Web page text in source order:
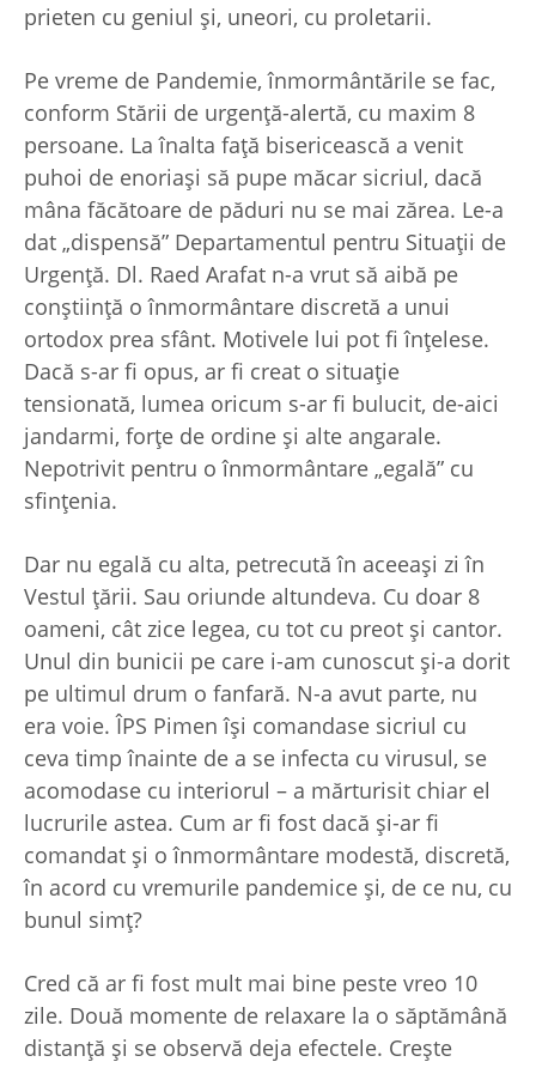
prieten cu geniul şi, uneori, cu proletarii.
Pe vreme de Pandemie, înmormântările se fac,
conform Stării de urgenţă-alertă, cu maxim 8
persoane. La înalta faţă bisericească a venit
puhoi de enoriaşi să pupe măcar sicriul, dacă
mâna făcătoare de păduri nu se mai zărea. Le-a
dat „dispensă” Departamentul pentru Situaţii de
Urgenţă. Dl. Raed Arafat n-a vrut să aibă pe
conştiinţă o înmormântare discretă a unui
ortodox prea sfânt. Motivele lui pot fi înţelese.
Dacă s-ar fi opus, ar fi creat o situaţie
tensionată, lumea oricum s-ar fi bulucit, de-aici
jandarmi, forţe de ordine şi alte angarale.
Nepotrivit pentru o înmormântare „egală” cu
sfinţenia.
Dar nu egală cu alta, petrecută în aceeaşi zi în
Vestul ţării. Sau oriunde altundeva. Cu doar 8
oameni, cât zice legea, cu tot cu preot şi cantor.
Unul din bunicii pe care i-am cunoscut şi-a dorit
pe ultimul drum o fanfară. N-a avut parte, nu
era voie. ÎPS Pimen îşi comandase sicriul cu
ceva timp înainte de a se infecta cu virusul, se
acomodase cu interiorul – a mărturisit chiar el
lucrurile astea. Cum ar fi fost dacă şi-ar fi
comandat şi o înmormântare modestă, discretă,
în acord cu vremurile pandemice şi, de ce nu, cu
bunul simţ?
Cred că ar fi fost mult mai bine peste vreo 10
zile. Două momente de relaxare la o săptămână
distanţă şi se observă deja efectele. Creşte